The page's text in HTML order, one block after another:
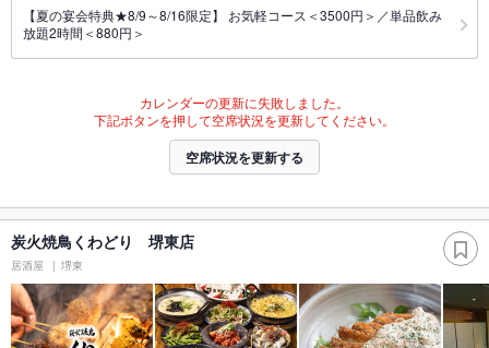
【夏の宴会特典★8/9～8/16限定】 お気軽コース＜3500円＞／単品飲み
放題2時間＜880円＞
カレンダーの更新に失敗しました。
下記ボタンを押して空席状況を更新してください。
空席状況を更新する
炭火焼鳥くわどり 堺東店
居酒屋 堺東